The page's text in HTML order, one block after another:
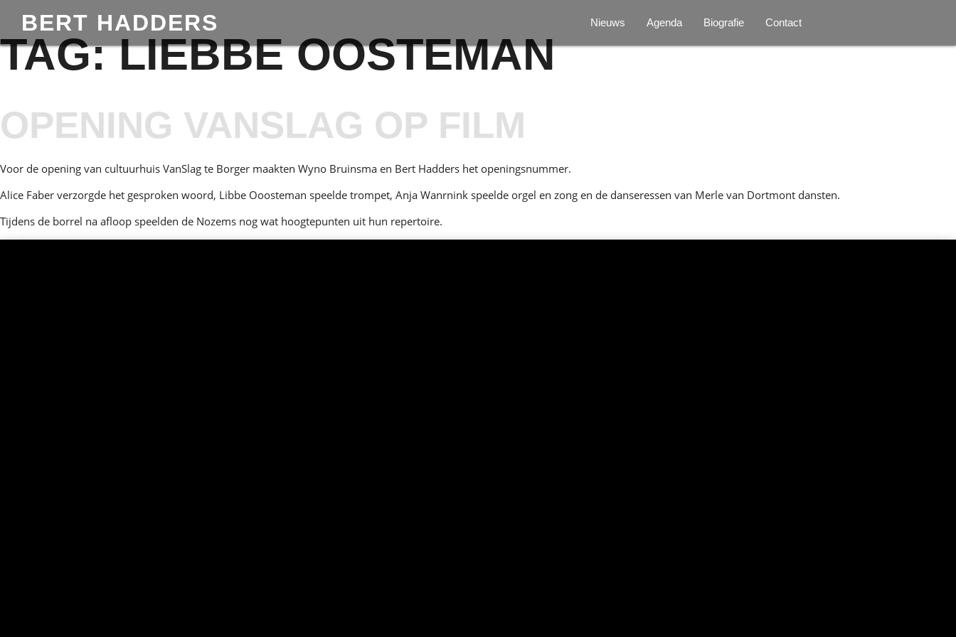
BERT HADDERS Nieuws Agenda Biografie Contact
TAG:LIEBBE OOSTEMAN
OPENING VANSLAG OP FILM
Voor de opening van cultuurhuis VanSlag te Borger maakten Wyno Bruinsma en Bert Hadders het openingsnummer.
Alice Faber verzorgde het gesproken woord, Libbe Ooosteman speelde trompet, Anja Wanrnink speelde orgel en zong en de danseressen van Merle van Dortmont dansten.
Tijdens de borrel na afloop speelden de Nozems nog wat hoogtepunten uit hun repertoire.